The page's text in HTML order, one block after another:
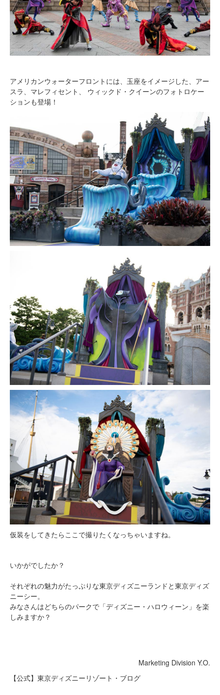
アメリカンウォーターフロントには、玉座をイメージした、アー
スラ、マレフィセント、 ウィックド・クイーンのフォトロケー
ションも登場！
仮装をしてきたらここで撮りたくなっちゃいますね。
いかがでしたか？
それぞれの魅力がたっぷりな東京ディズニーランドと東京ディズ
ニーシー。
みなさんはどちらのパークで「ディズニー・ハロウィーン」を楽
しみますか？
Marketing Division Y.O.
【公式】東京ディズニーリゾート・ブログ